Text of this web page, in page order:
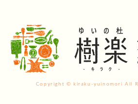
Copyright © kiraku-yuinomori All